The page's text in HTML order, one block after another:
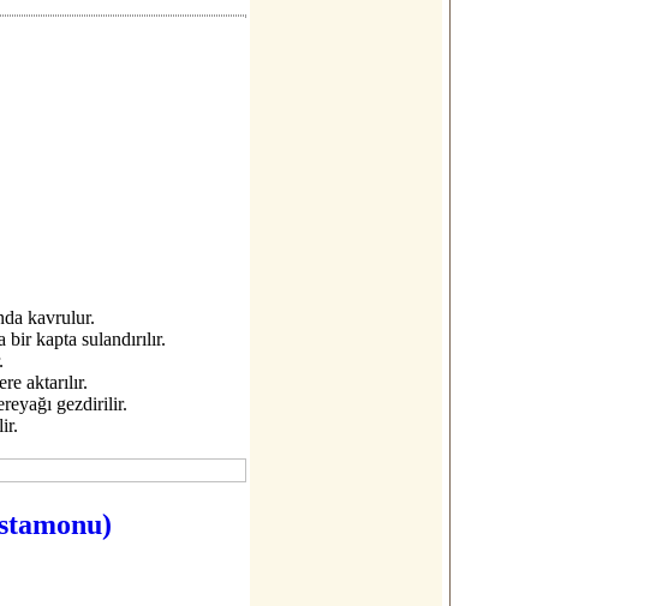
kavrulur.
kapta sulandırılır.
aktarılır.
gezdirilir.